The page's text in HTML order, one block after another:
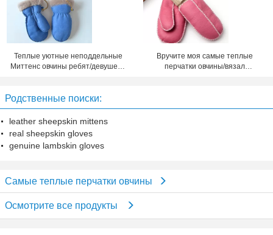
Теплые уютные неподдельные
Миттенс овчины ребят/девушек с
Вручите моя самые теплые
перчатки овчины/вязал
Родственные поиски:
leather sheepskin mittens
real sheepskin gloves
genuine lambskin gloves
Самые теплые перчатки овчины
Осмотрите все продукты